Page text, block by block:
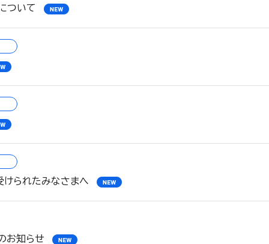
ついて
けられたみなさまへ
お知らせ